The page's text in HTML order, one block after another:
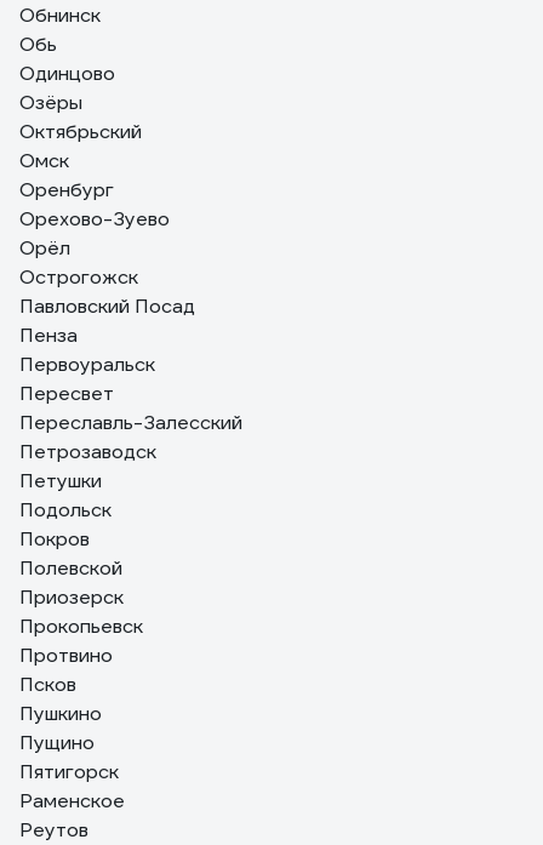
Обнинск
Обь
Одинцово
Озёры
Октябрьский
Омск
Оренбург
Орехово-Зуево
Орёл
Острогожск
Павловский Посад
Пенза
Первоуральск
Пересвет
Переславль-Залесский
Петрозаводск
Петушки
Подольск
Покров
Полевской
Приозерск
Прокопьевск
Протвино
Псков
Пушкино
Пущино
Пятигорск
Раменское
Реутов